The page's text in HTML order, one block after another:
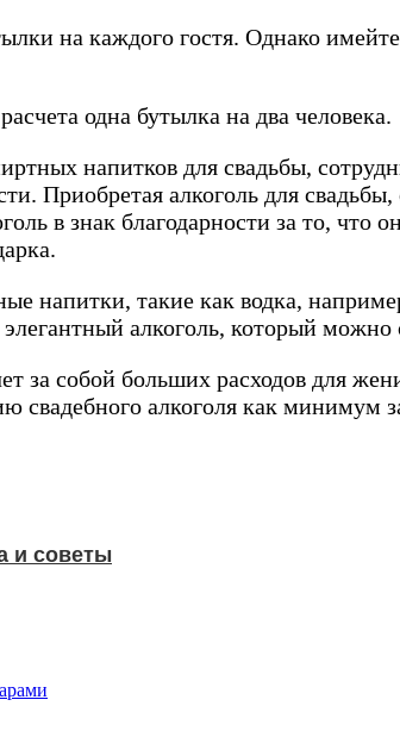
на каждого гостя. Однако
одна бутылка на два человека.
напитков для свадьбы,
Приобретая алкоголь для
в знак благодарности за то,
напитки, такие как водка,
алкоголь, который можно
за собой больших расходов для
свадебного алкоголя как минимум
и советы